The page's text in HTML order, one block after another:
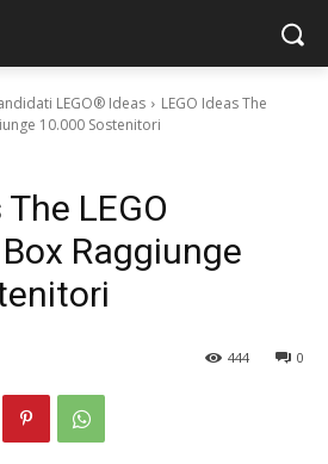
LEGO® Ideas
LEGO Ideas The
10.000 Sostenitori
LEGO
Raggiunge
0
444